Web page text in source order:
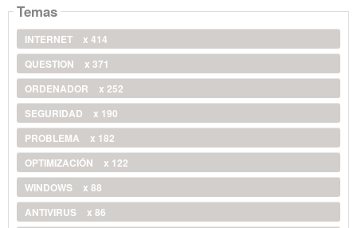
Temas
INTERNET
x 414
QUESTION
x 371
ORDENADOR
x 252
SEGURIDAD
x 190
PROBLEMA
x 182
OPTIMIZACIÓN
x 122
WINDOWS
x 88
ANTIVIRUS
x 86